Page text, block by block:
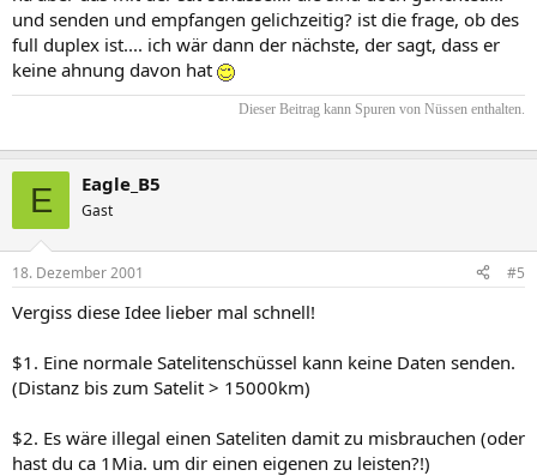
und senden und empfangen gelichzeitig? ist die frage, ob des
full duplex ist.... ich wär dann der nächste, der sagt, dass er
keine ahnung davon hat
Dieser Beitrag kann Spuren von Nüssen enthalten.​
E Eagle_B5
Gast
18. Dezember 2001 #5
Vergiss diese Idee lieber mal schnell!
$1. Eine normale Satelitenschüssel kann keine Daten senden.
(Distanz bis zum Satelit > 15000km)
$2. Es wäre illegal einen Sateliten damit zu misbrauchen (oder
hast du ca 1Mia. um dir einen eigenen zu leisten?!)